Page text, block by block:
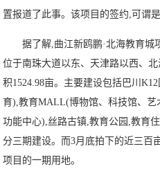
置报道了此事。该项目的签约,可谓
据了解,曲江新鸥鹏·北海教育城
位于南珠大道以东、天津路以西、
积1524.98亩。主要建设包括巴川
育),教育MALL(博物馆、科技馆、
功能中心),丝路古镇,教育公园,教育
分三期建设。而3月底拍下的近三百
项目的一期用地。